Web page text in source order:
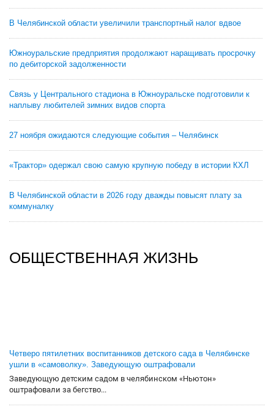
В Челябинской области увеличили транспортный налог вдвое
Южноуральские предприятия продолжают наращивать просрочку
по дебиторской задолженности
Связь у Центрального стадиона в Южноуральске подготовили к
наплыву любителей зимних видов спорта
27 ноября ожидаются следующие события – Челябинск
«Трактор» одержал свою самую крупную победу в истории КХЛ
В Челябинской области в 2026 году дважды повысят плату за
коммуналку
ОБЩЕСТВЕННАЯ ЖИЗНЬ
Четверо пятилетних воспитанников детского сада в Челябинске
ушли в «самоволку». Заведующую оштрафовали
Заведующую детским садом в челябинском «Ньютон»
оштрафовали за бегство...